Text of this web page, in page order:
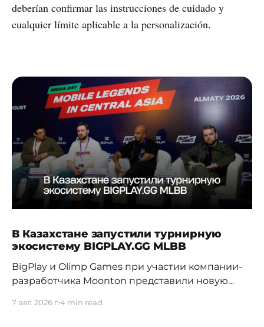
deberían confirmar las instrucciones de cuidado y
cualquier límite aplicable a la personalización.
В Казахстане запустили турнирную
экосистему BIGPLAY.GG MLBB
BigPlay и Olimp Games при участии компании-
разработчика Moonton представили новую
Проект должен усилить позиции Казахстана на
7 авг. 2026 г.4 min read